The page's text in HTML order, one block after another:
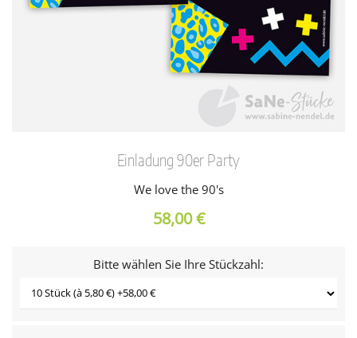
Einladung 90er Party
We love the 90's
58,00 €
Bitte wählen Sie Ihre Stückzahl: